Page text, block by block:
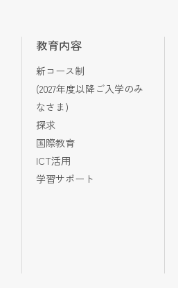
教育内容
新コース制
(2027年度以降ご入学のみ
なさま)
探求
国際教育
ICT活用
学習サポート